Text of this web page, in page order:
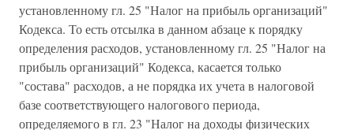
установленному гл. 25 "Налог на прибыль организаций"
Кодекса. То есть отсылка в данном абзаце к порядку
определения расходов, установленному гл. 25 "Налог на
прибыль организаций" Кодекса, касается только
"состава" расходов, а не порядка их учета в налоговой
базе соответствующего налогового периода,
определяемого в гл. 23 "Налог на доходы физических